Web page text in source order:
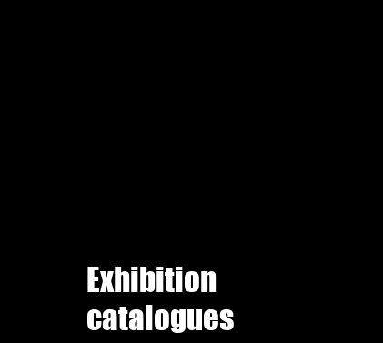
Exhibition
catalogues